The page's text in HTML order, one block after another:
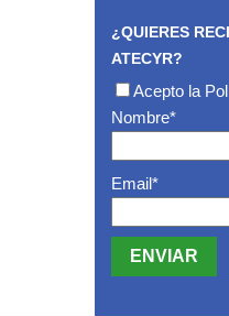
¿QUIERES
ATECYR?
Acepto la
Nombre*
Email*